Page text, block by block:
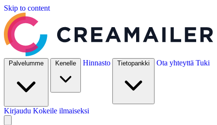
Skip to content
Palvelumme Kenelle Hinnasto Tietopankki Ota yhteyttä Tuki
Kirjaudu Kokeile ilmaiseksi